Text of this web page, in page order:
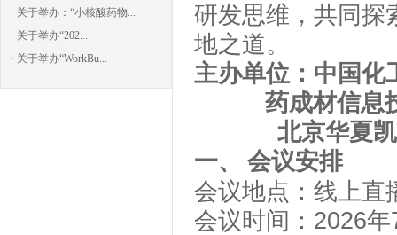
· 关于举办：“小核酸药物...
· 关于举办“202...
· 关于举办“WorkBu...
研发思维，共同探
地之道。
主办单位：中国化
药成材信息
北京华夏
一、
会议安排
会议地点：线上直
会议时间： 2026年